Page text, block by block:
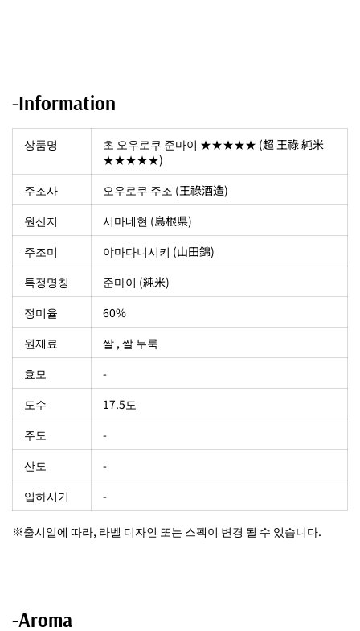
-Information
상품명
초 오우로쿠 준마이 ★★★★★ (超 王祿 純米
★★★★★)
주조사
오우로쿠 주조 (王祿酒造)
원산지
시마네현 (島根県)
주조미
야마다니시키 (山田錦)
특정명칭
준마이 (純米)
정미율
60%
원재료
쌀 , 쌀 누룩
효모
-
도수
17.5도
주도
-
산도
-
입하시기
-
※출시일에 따라, 라벨 디자인 또는 스펙이 변경 될 수 있습니다.
-Aroma